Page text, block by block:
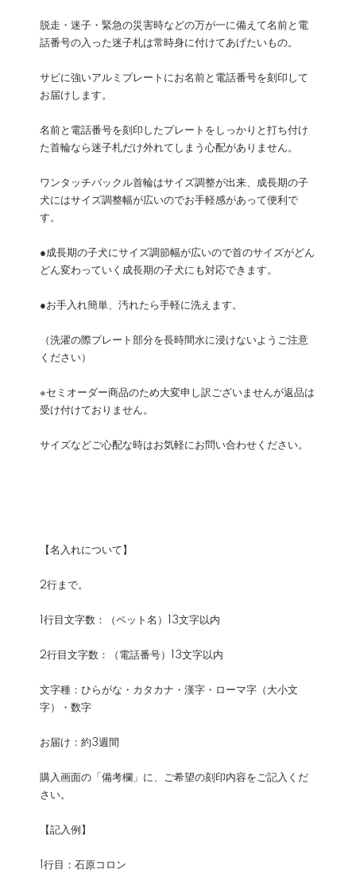
脱走・迷子・緊急の災害時などの万が一に備えて名前と電
話番号の入った迷子札は常時身に付けてあげたいもの。
サビに強いアルミプレートにお名前と電話番号を刻印して
お届けします。
名前と電話番号を刻印したプレートをしっかりと打ち付け
た首輪なら迷子札だけ外れてしまう心配がありません。
ワンタッチバックル首輪はサイズ調整が出来、成長期の子
犬にはサイズ調整幅が広いのでお手軽感があって便利で
す。
●成長期の子犬にサイズ調節幅が広いので首のサイズがどん
どん変わっていく成長期の子犬にも対応できます。
●お手入れ簡単、汚れたら手軽に洗えます。
（洗濯の際プレート部分を長時間水に浸けないようご注意
ください）
※セミオーダー商品のため大変申し訳ございませんが返品は
受け付けておりません。
サイズなどご心配な時はお気軽にお問い合わせください。
【名入れについて】
2行まで。
1行目文字数：（ペット名）13文字以内
2行目文字数：（電話番号）13文字以内
文字種：ひらがな・カタカナ・漢字・ローマ字（大小文
字）・数字
お届け：約3週間
購入画面の「備考欄」に、ご希望の刻印内容をご記入くだ
さい。
【記入例】
1行目：石原コロン